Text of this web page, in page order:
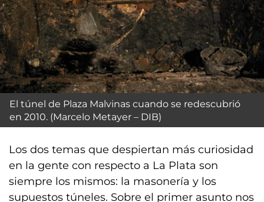
El túnel de Plaza Malvinas cuando se redescubrió
en 2010. (Marcelo Metayer – DIB)
Los dos temas que despiertan más curiosidad
en la gente con respecto a La Plata son
siempre los mismos: la masonería y los
supuestos túneles. Sobre el primer asunto nos